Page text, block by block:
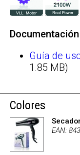
Guía de
1.85 MB)
Colores
EAN: